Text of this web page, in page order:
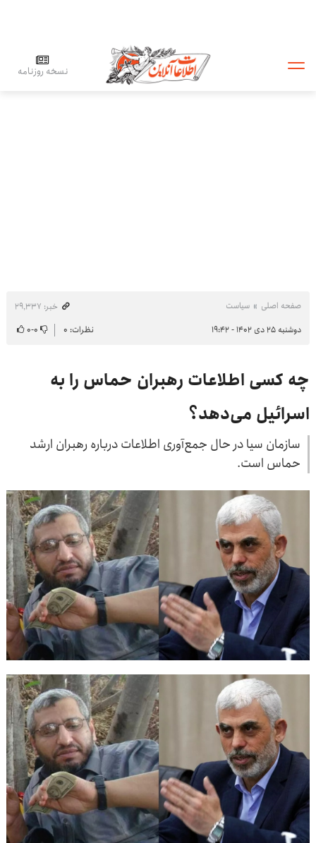
نسخه روزنامه
صفحه اصلی سیاست
خبر: ۲۹٬۳۳۷
دوشنبه ۲۵ دی ۱۴۰۲ - ۱۹:۴۲
نظرات: ۰ ۰-۰
چه کسی اطلاعات رهبران حماس را به
اسرائیل می‌دهد؟
سازمان سیا در حال جمع‌آوری اطلاعات درباره رهبران ارشد
حماس است.